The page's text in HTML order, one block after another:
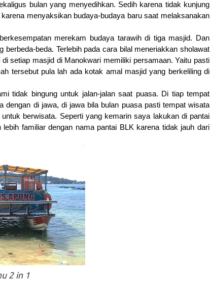
bulan yang menyedihkan. Sedih karena tidak kunjung
menyaksikan budaya-budaya baru saat melaksanakan
merekam budaya tarawih di tiga masjid. Dan
beda. Terlebih pada cara bilal meneriakkan sholawat
setiap masjid di Manokwari memiliki persamaan. Yaitu pasti
tersebut pula lah ada kotak amal masjid yang berkeliling di
tidak bingung untuk jalan-jalan saat puasa. Di tiap tempat
di jawa, di jawa bila bulan puasa pasti tempat wisata
berwisata. Seperti yang kemarin saya lakukan di pantai
familiar dengan nama pantai BLK karena tidak jauh dari
2 in 1